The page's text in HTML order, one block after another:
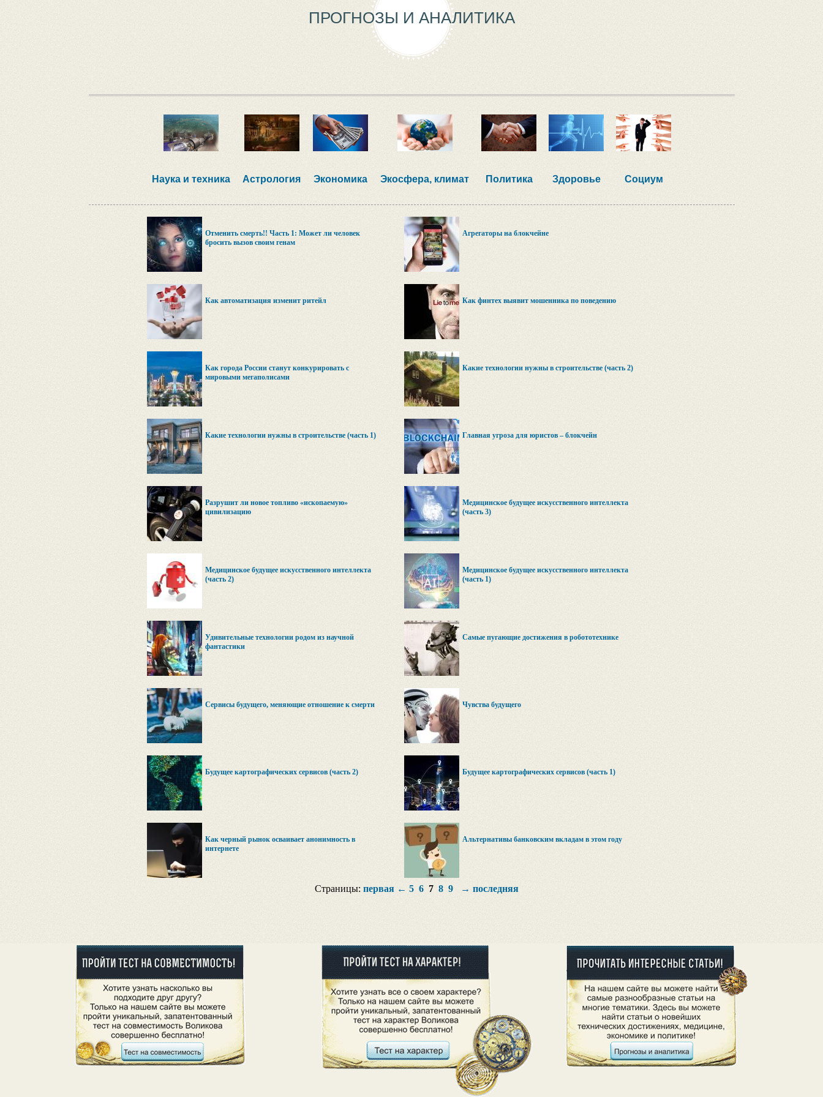
ПРОГНОЗЫ И АНАЛИТИКА
Наука и техника Астрология Экономика Экосфера, климат Политика Здоровье Социум
Отменить смерть!! Часть 1: Может ли человек
бросить вызов своим генам
Агрегаторы на блокчейне
Как автоматизация изменит ритейл Как финтех выявит мошенника по поведению
Как города России станут конкурировать с
мировыми мегаполисами
Какие технологии нужны в строительстве (часть 2)
Какие технологии нужны в строительстве (часть 1) Главная угроза для юристов – блокчейн
Разрушит ли новое топливо «ископаемую»
цивилизацию
Медицинское будущее искусственного интеллекта
(часть 3)
Медицинское будущее искусственного интеллекта
(часть 2)
Медицинское будущее искусственного интеллекта
(часть 1)
Удивительные технологии родом из научной
фантастики
Самые пугающие достижения в робототехнике
Сервисы будущего, меняющие отношение к смерти Чувства будущего
Будущее картографических сервисов (часть 2) Будущее картографических сервисов (часть 1)
Как черный рынок осваивает анонимность в
интернете
Альтернативы банковским вкладам в этом году
Страницы: первая← 5 6 7 8 9 → последняя